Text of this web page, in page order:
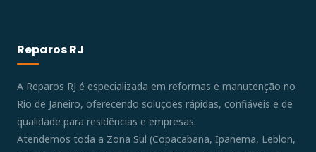
Reparos RJ
A Reparos RJ é especializada em reformas e manutenção no
Rio de Janeiro, oferecendo soluções rápidas, confiáveis e de
qualidade para residências e empresas.
Atendemos toda a Zona Sul (Copacabana, Ipanema, Leblon,